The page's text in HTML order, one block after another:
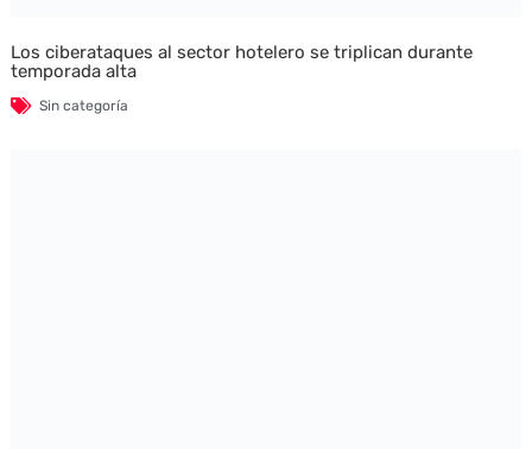
Los ciberataques al sector hotelero se triplican durante
temporada alta
Sin categoría